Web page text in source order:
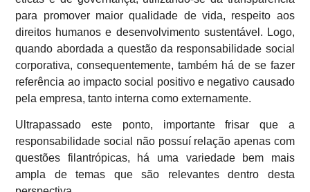
para promover maior qualidade de vida, respeito aos
direitos humanos e desenvolvimento sustentável. Logo,
quando abordada a questão da responsabilidade social
corporativa, consequentemente, também há de se fazer
referência ao impacto social positivo e negativo causado
pela empresa, tanto interna como externamente.
Ultrapassado este ponto, importante frisar que a
responsabilidade social não possuí relação apenas com
questões filantrópicas, há uma variedade bem mais
ampla de temas que são relevantes dentro desta